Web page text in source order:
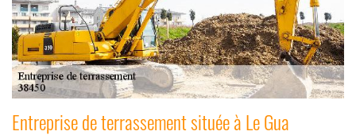
Entreprise de terrassement située à Le Gua